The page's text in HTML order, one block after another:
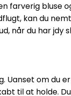
bluse
kan du
når du har jdy
Uanset om du
til at holde.